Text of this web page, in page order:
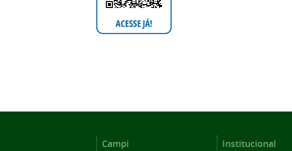
Campi Institucional